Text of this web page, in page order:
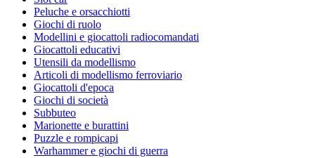
Peluche e orsacchiotti
Giochi di ruolo
Modellini e giocattoli radiocomandati
Giocattoli educativi
Utensili da modellismo
Articoli di modellismo ferroviario
Giocattoli d'epoca
Giochi di società
Subbuteo
Marionette e burattini
Puzzle e rompicapi
Warhammer e giochi di guerra